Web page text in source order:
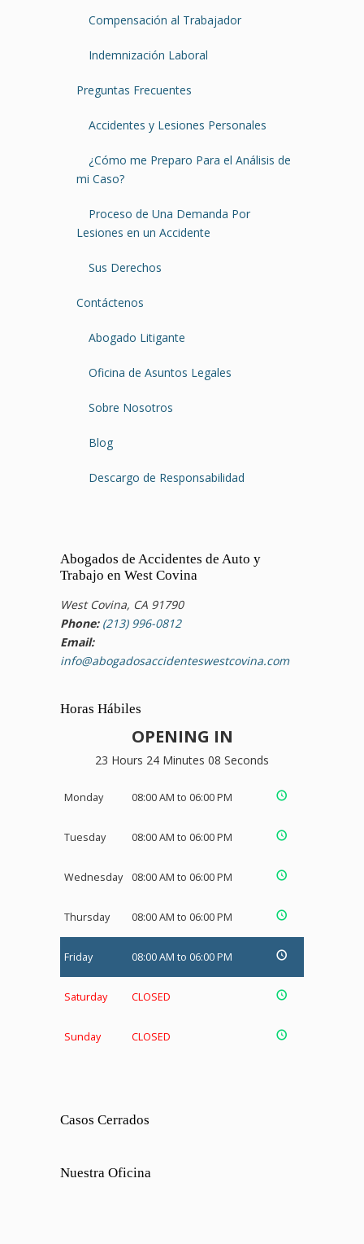
Compensación al Trabajador
Indemnización Laboral
Preguntas Frecuentes
Accidentes y Lesiones Personales
¿Cómo me Preparo Para el Análisis de
mi Caso?
Proceso de Una Demanda Por
Lesiones en un Accidente
Sus Derechos
Contáctenos
Abogado Litigante
Oficina de Asuntos Legales
Sobre Nosotros
Blog
Descargo de Responsabilidad
Abogados de Accidentes de Auto y
Trabajo en West Covina
West Covina, CA 91790
Phone: (213) 996-0812
Email:
info@abogadosaccidenteswestcovina.com
Horas Hábiles
OPENING IN
23 Hours 24 Minutes 08 Seconds
Monday 08:00 AM to 06:00 PM
Tuesday 08:00 AM to 06:00 PM
Wednesday 08:00 AM to 06:00 PM
Thursday 08:00 AM to 06:00 PM
Friday 08:00 AM to 06:00 PM
Saturday CLOSED
Sunday CLOSED
Casos Cerrados
Nuestra Oficina